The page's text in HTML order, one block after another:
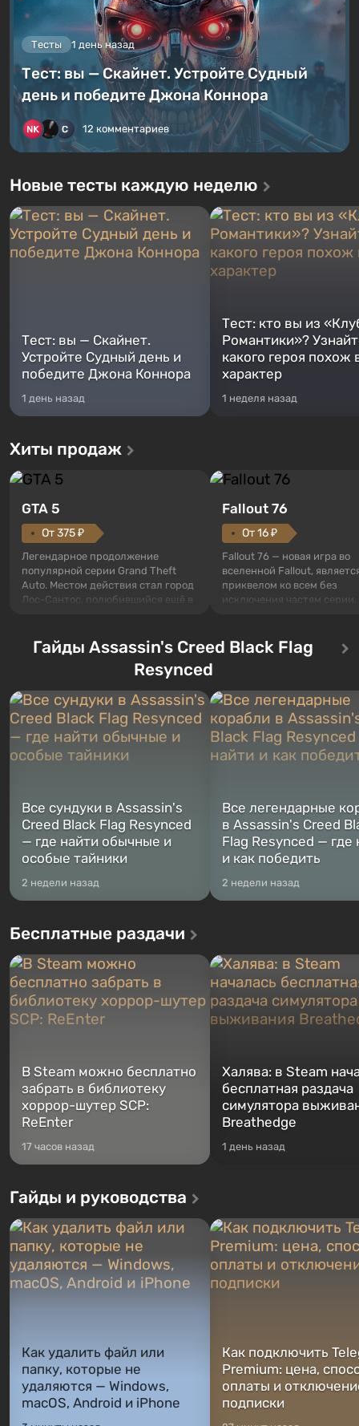
Тесты 1 день назад
Тест: вы — Скайнет. Устройте Судный
день и победите Джона Коннора
12 комментариев
Новые тесты каждую неделю
Тест: вы — Скайнет.
Устройте Судный день и
победите Джона Коннора
1 день назад
Тест: кто вы из
Романтики»?
какого героя похож
характер
1 неделя назад
Хиты продаж
GTA 5
От 375 ₽
Легендарное продолжение
популярной серии Grand Theft
Auto. Местом действия стал город
Лос-Сантос, полюбившийся ещё в
сразу трех персонажей: Майкла,
Тревора и Франклина, между
Жанр и...
Fallout 76
От 16 ₽
Fallout 76 — новая игра во
вселенной Fallout,
приквелом ко всем без
исключения частям серии.
Оно же, по задумке
Vault-Tec, должно
Место действия Fallout...
Гайды Assassin's Creed Black Flag
Resynced
Все сундуки в Assassin's
Creed Black Flag Resynced
— где найти обычные и
особые тайники
2 недели назад
Все легендарные
в Assassin's Creed
Flag Resynced — где
и как победить
2 недели назад
Бесплатные раздачи
В Steam можно бесплатно
забрать в библиотеку
хоррор-шутер SCP:
ReEnter
17 часов назад
Халява: в Steam
бесплатная раздача
симулятора
Breathedge
1 день назад
Гайды и руководства
Как удалить файл или
папку, которые не
удаляются — Windows,
macOS, Android и iPhone
Как подключить
Premium: цена,
оплаты и
подписки